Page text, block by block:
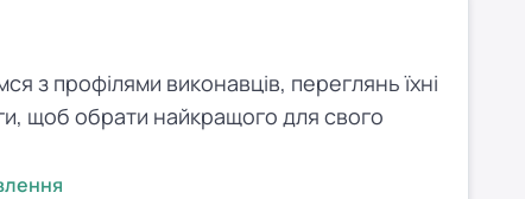
з профілями виконавців, переглянь їхні
щоб обрати найкращого для свого